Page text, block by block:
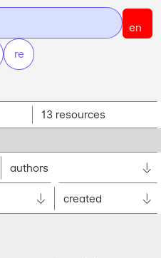
thorsre sources
en
13 resources
authors
created